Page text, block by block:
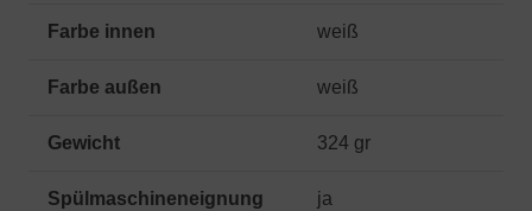
Farbe innen weiß
Farbe außen weiß
Gewicht 324 gr
Spülmaschineneignung ja